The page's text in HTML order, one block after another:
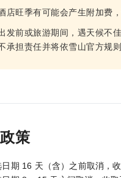
店旺季有可能会产生附加费
发前或旅游期间，遇天候不
承担责任并将依雪山官方规则
策
日期 16 天（含）之前取消，